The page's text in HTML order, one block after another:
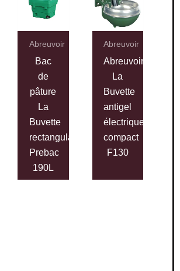
Abreuvoir
Bac
de
pâture
La
Buvette
rectangulaire
Prebac
190L
Abreuvoir
Abreuvoir
La
Buvette
antigel
électrique
compact
F130